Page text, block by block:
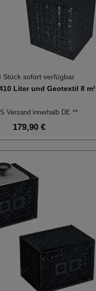
Stück sofort verfügbar
Liter und Geotextil 8 m²
Versand innerhalb DE **
179,90 €